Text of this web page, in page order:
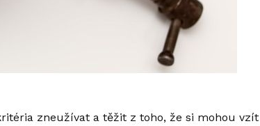
zneužívat a těžit z toho, že si mohou